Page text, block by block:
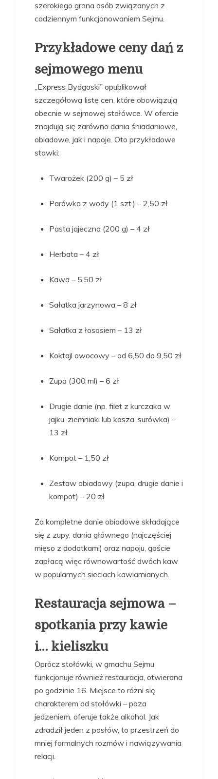
szerokiego grona osób związanych z
codziennym funkcjonowaniem Sejmu.
Przykładowe ceny dań z
sejmowego menu
„Express Bydgoski” opublikował
szczegółową listę cen, które obowiązują
obecnie w sejmowej stołówce. W ofercie
znajdują się zarówno dania śniadaniowe,
obiadowe, jak i napoje. Oto przykładowe
stawki:
Twarożek (200 g) – 5 zł
Parówka z wody (1 szt.) – 2,50 zł
Pasta jajeczna (200 g) – 4 zł
Herbata – 4 zł
Kawa – 5,50 zł
Sałatka jarzynowa – 8 zł
Sałatka z łososiem – 13 zł
Koktajl owocowy – od 6,50 do 9,50 zł
Zupa (300 ml) – 6 zł
Drugie danie (np. filet z kurczaka w
jajku, ziemniaki lub kasza, surówka) –
13 zł
Kompot – 1,50 zł
Zestaw obiadowy (zupa, drugie danie i
kompot) – 20 zł
Za kompletne danie obiadowe składające
się z zupy, dania głównego (najczęściej
mięso z dodatkami) oraz napoju, goście
zapłacą więc równowartość dwóch kaw
w popularnych sieciach kawiarnianych.
Restauracja sejmowa –
spotkania przy kawie
i… kieliszku
Oprócz stołówki, w gmachu Sejmu
funkcjonuje również restauracja, otwierana
po godzinie 16. Miejsce to różni się
charakterem od stołówki – poza
jedzeniem, oferuje także alkohol. Jak
zdradził jeden z posłów, to przestrzeń do
mniej formalnych rozmów i nawiązywania
relacji.